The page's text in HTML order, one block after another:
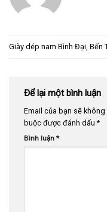
Giày dép nam Bình Đại, Bến
Để lại một bình luận
Email của bạn sẽ
buộc được đánh dấu*
Bình luận *